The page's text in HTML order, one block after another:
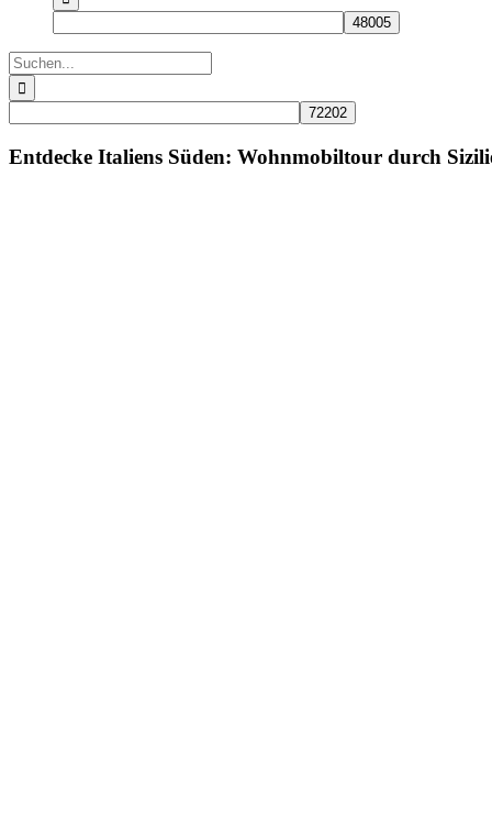
Suche
nach:
Entdecke Italiens Süden: Wohnmobiltour durch